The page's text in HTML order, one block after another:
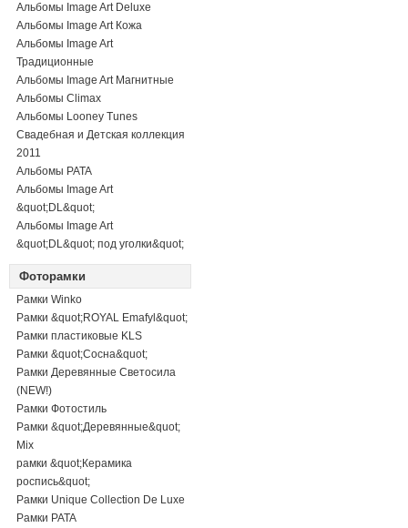
Альбомы Image Art Deluxe
Альбомы Image Art Кожа
Альбомы Image Art
Традиционные
Альбомы Image Art Магнитные
Альбомы Climax
Альбомы Looney Tunes
Свадебная и Детская коллекция
2011
Альбомы PATA
Альбомы Image Art
&quot;DL&quot;
Альбомы Image Art
&quot;DL&quot; под уголки&quot;
Фоторамки
Рамки Winko
Рамки &quot;ROYAL Emafyl&quot;
Рамки пластиковые KLS
Рамки &quot;Сосна&quot;
Рамки Деревянные Светосила
(NEW!)
Рамки Фотостиль
Рамки &quot;Деревянные&quot;
Mix
рамки &quot;Керамика
роспись&quot;
Рамки Unique Collection De Luxe
Рамки PATA